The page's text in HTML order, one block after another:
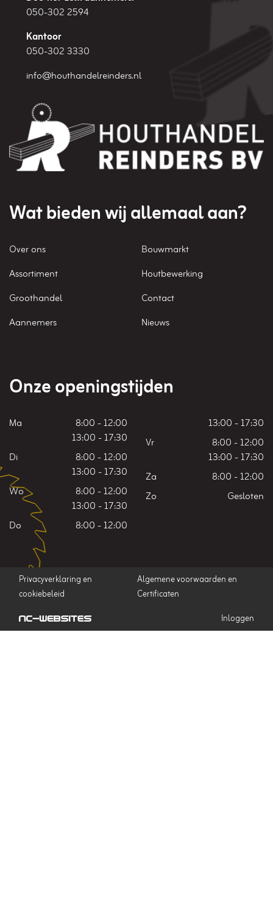
050-302 2594
Kantoor
050-302 3330
info@houthandelreinders.nl
Wat bieden wij allemaal aan?
Over ons
Assortiment
Groothandel
Aannemers
Bouwmarkt
Houtbewerking
Contact
Nieuws
Onze openingstijden
Ma
8:00 - 12:00
13:00 - 17:30
Di
8:00 - 12:00
13:00 - 17:30
Wo
8:00 - 12:00
13:00 - 17:30
Do
8:00 - 12:00
13:00 - 17:30
Vr
8:00 - 12:00
13:00 - 17:30
Za
8:00 - 12:00
Zo
Gesloten
Privacyverklaring en
cookiebeleid
Algemene voorwaarden en
Certificaten
Inloggen